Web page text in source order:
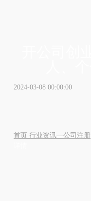
2024-03-08 00:00:00
首页 行业资讯—公司注册